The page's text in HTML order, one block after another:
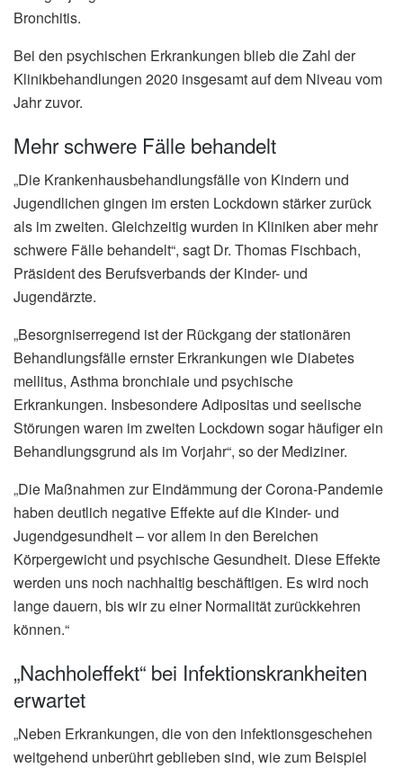
Bronchitis.
Bei den psychischen Erkrankungen blieb die Zahl der
Klinikbehandlungen 2020 insgesamt auf dem Niveau vom
Jahr zuvor.
Mehr schwere Fälle behandelt
„Die Krankenhausbehandlungsfälle von Kindern und
Jugendlichen gingen im ersten Lockdown stärker zurück
als im zweiten. Gleichzeitig wurden in Kliniken aber mehr
schwere Fälle behandelt“, sagt Dr. Thomas Fischbach,
Präsident des Berufsverbands der Kinder- und
Jugendärzte.
„Besorgniserregend ist der Rückgang der stationären
Behandlungsfälle ernster Erkrankungen wie Diabetes
mellitus, Asthma bronchiale und psychische
Erkrankungen. Insbesondere Adipositas und seelische
Störungen waren im zweiten Lockdown sogar häufiger ein
Behandlungsgrund als im Vorjahr“, so der Mediziner.
„Die Maßnahmen zur Eindämmung der Corona-Pandemie
haben deutlich negative Effekte auf die Kinder- und
Jugendgesundheit – vor allem in den Bereichen
Körpergewicht und psychische Gesundheit. Diese Effekte
werden uns noch nachhaltig beschäftigen. Es wird noch
lange dauern, bis wir zu einer Normalität zurückkehren
können.“
„Nachholeffekt“ bei Infektionskrankheiten
erwartet
„Neben Erkrankungen, die von den infektionsgeschehen
weitgehend unberührt geblieben sind, wie zum Beispiel